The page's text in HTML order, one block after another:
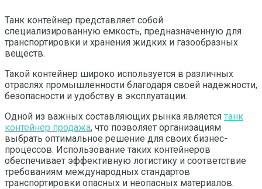
Танк контейнер представляет собой
специализированную емкость, предназначенную для
транспортировки и хранения жидких и газообразных
веществ.
Такой контейнер широко используется в различных
отраслях промышленности благодаря своей надежности,
безопасности и удобству в эксплуатации.
Одной из важных составляющих рынка является танк
контейнер продажа, что позволяет организациям
выбрать оптимальное решение для своих бизнес-
процессов. Использование таких контейнеров
обеспечивает эффективную логистику и соответствие
требованиям международных стандартов
транспортировки опасных и неопасных материалов.